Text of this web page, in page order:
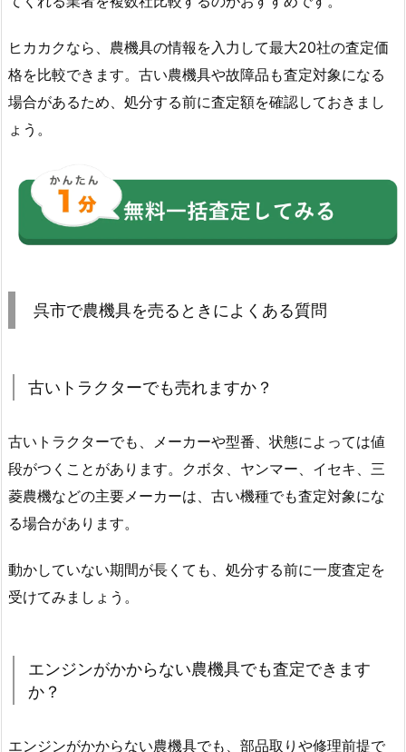
ヒカカクなら、農機具の情報を入力して最大20社の査定価
格を比較できます。古い農機具や故障品も査定対象になる
場合があるため、処分する前に査定額を確認しておきまし
ょう。
呉市で農機具を売るときによくある質問
古いトラクターでも売れますか？
古いトラクターでも、メーカーや型番、状態によっては値
段がつくことがあります。クボタ、ヤンマー、イセキ、三
菱農機などの主要メーカーは、古い機種でも査定対象にな
る場合があります。
動かしていない期間が長くても、処分する前に一度査定を
受けてみましょう。
エンジンがかからない農機具でも査定できます
か？
エンジンがかからない農機具でも、部品取りや修理前提で